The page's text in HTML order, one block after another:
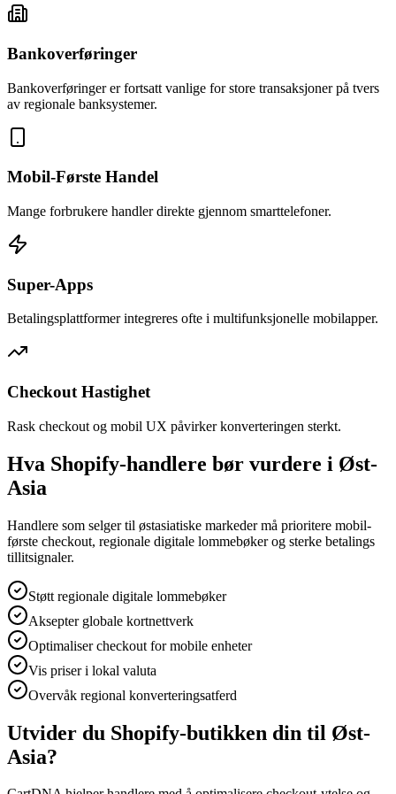
Bankoverføringer
Bankoverføringer er fortsatt vanlige for store transaksjoner på tvers
av regionale banksystemer.
Mobil-Første Handel
Mange forbrukere handler direkte gjennom smarttelefoner.
Super-Apps
Betalingsplattformer integreres ofte i multifunksjonelle mobilapper.
Checkout Hastighet
Rask checkout og mobil UX påvirker konverteringen sterkt.
Hva Shopify-handlere bør vurdere i Øst-
Asia
Handlere som selger til østasiatiske markeder må prioritere mobil-
første checkout, regionale digitale lommebøker og sterke betalings
tillitsignaler.
Støtt regionale digitale lommebøker
Aksepter globale kortnettverk
Optimaliser checkout for mobile enheter
Vis priser i lokal valuta
Overvåk regional konverteringsatferd
Utvider du Shopify-butikken din til Øst-
Asia?